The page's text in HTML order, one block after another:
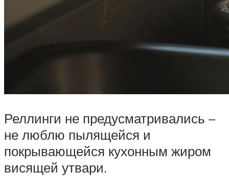
Реллинги не предусматривались –
не люблю пылящейся и
покрывающейся кухонным жиром
висящей утвари.